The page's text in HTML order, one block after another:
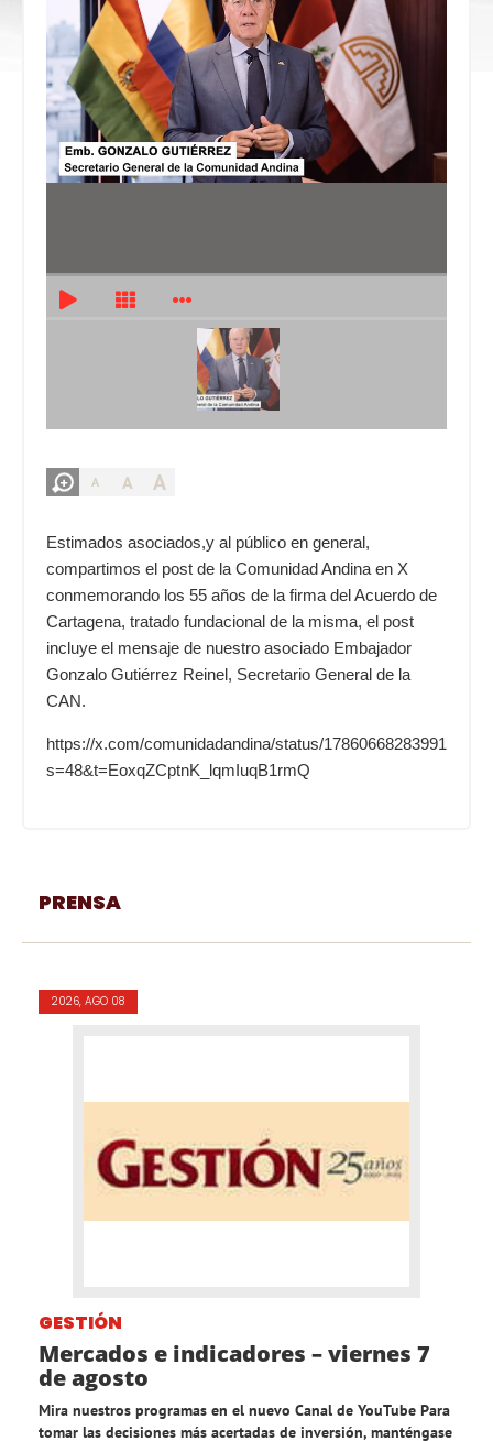
A A A
Estimados asociados,y al público en general,
compartimos el post de la Comunidad Andina en X
conmemorando los 55 años de la firma del Acuerdo de
Cartagena, tratado fundacional de la misma, el post
incluye el mensaje de nuestro asociado Embajador
Gonzalo Gutiérrez Reinel, Secretario General de la
CAN.
https://x.com/comunidadandina/status/
s=48&t=EoxqZCptnK_lqmIuqB1rmQ
PRENSA
2026, AGO 08
GESTIÓN
Mercados e indicadores – viernes 7
de agosto
Mira nuestros programas en el nuevo Canal de YouTube Para
tomar las decisiones más acertadas de inversión, manténgase